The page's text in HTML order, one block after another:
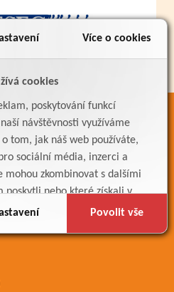
Více o cookies
cookies
poskytování funkcí
návštěvnosti využíváme
tom, jak náš web používáte,
sociální média, inzerci a
mohou zkombinovat s dalšími
nebo které získali v
služby.
Povolit vše